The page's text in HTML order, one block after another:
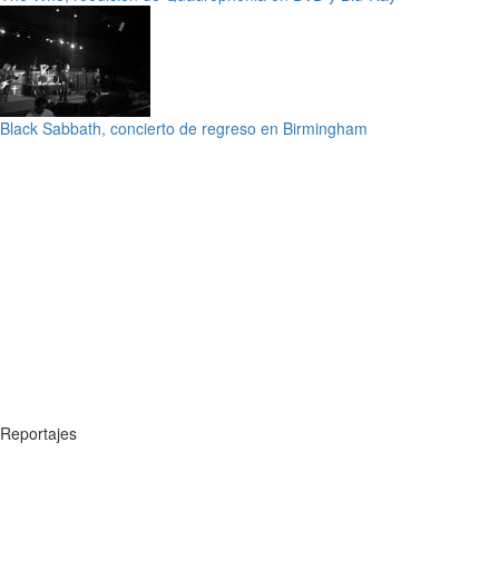
Black Sabbath, concierto de regreso en Birmingham
Reportajes